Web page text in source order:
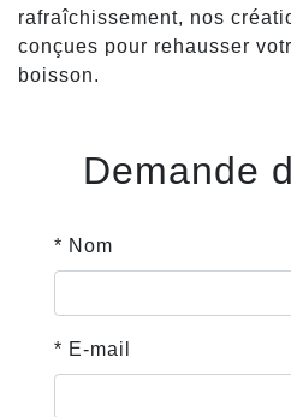
rafraîchissement, nos
conçues pour rehausser
boisson.
Demande
* Nom
* E-mail